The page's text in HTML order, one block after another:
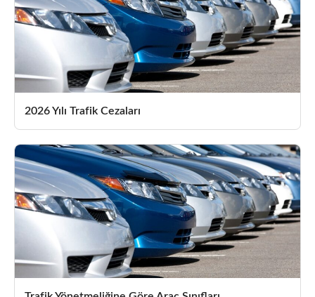
2026 Yılı Trafik Cezaları